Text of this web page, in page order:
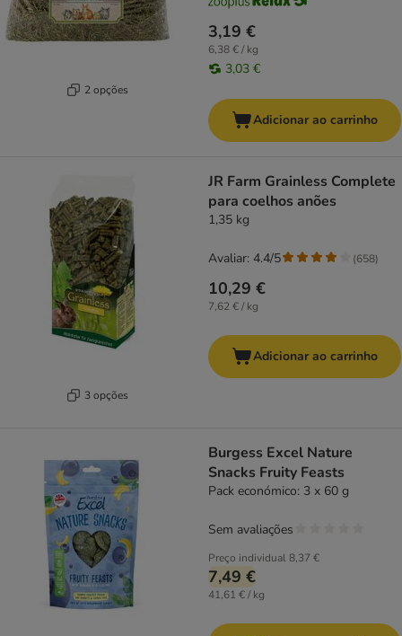
2 opções
3,19 €
6,38 € / kg
3,03 €
Adicionar ao carrinho
3 opções
JR Farm Grainless Complete
para coelhos anões
1,35 kg
10,29 €
7,62 € / kg
Avaliar: 4.4/5 (658)
Adicionar ao carrinho
Burgess Excel Nature
Snacks Fruity Feasts
Pack económico: 3 x 60 g
Preço individual8,37 €
7,49 €
41,61 € / kg
Sem avaliações